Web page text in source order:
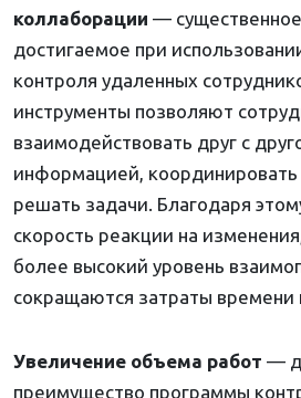
коллаборации —
достигаемое при
контроля удаленных
инструменты позволяют
взаимодействовать друг с
информацией, координировать
решать задачи. Благодаря
скорость реакции на
более высокий уровень
сокращаются затраты
Увеличение объема работ —
преимущество программы